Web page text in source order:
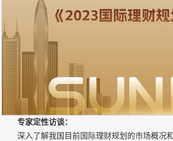
专家定性访谈：
深入了解我国目前国际理财规划的市场概况